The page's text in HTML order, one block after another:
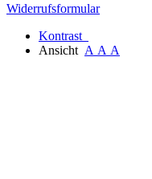
Widerrufsformular
Kontrast
Ansicht A A A